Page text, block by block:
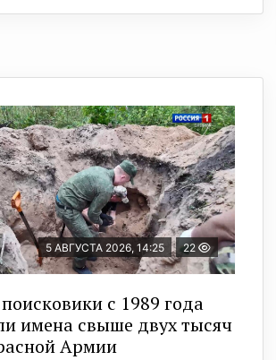
5 АВГУСТА 2026, 14:25 22
с 1989 года
имена свыше двух тысяч
Армии